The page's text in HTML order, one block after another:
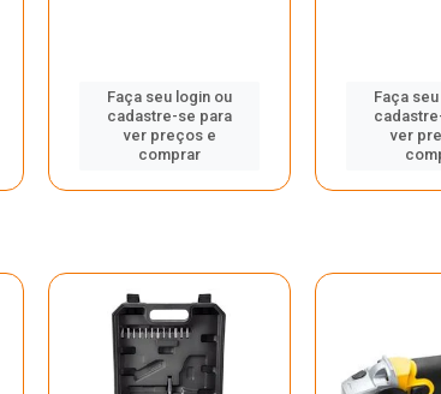
Faça seu login ou
cadastre-se para
ver preços e
comprar
Faça
ver